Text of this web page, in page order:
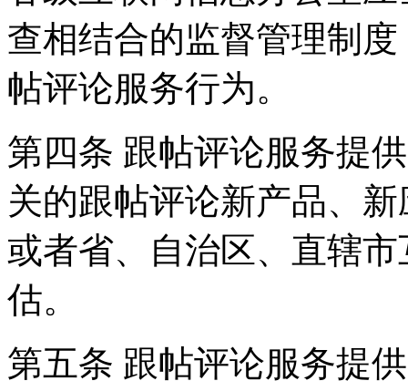
查相结合的监督管理制
帖评论服务行为。
第四条 跟帖评论服务提
关的跟帖评论新产品、
或者省、自治区、直辖
估。
第五条 跟帖评论服务提